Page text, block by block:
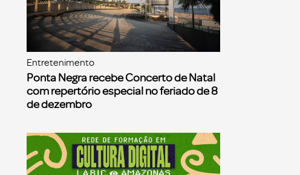
Entretenimento
Ponta Negra recebe Concerto de Natal
com repertório especial no feriado de 8
de dezembro